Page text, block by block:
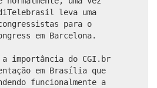
leva uma
para o
em Barcelona.
importância do CGI.br
em Brasília que
funcionalmente a